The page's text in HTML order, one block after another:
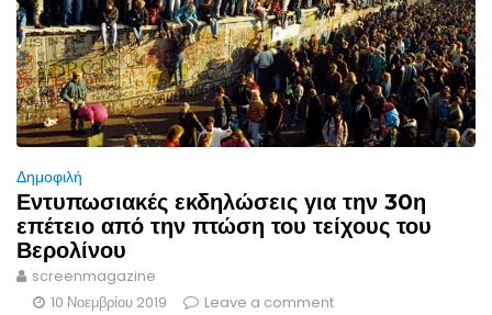
Δημοφιλή
Εντυπωσιακές εκδηλώσεις για την 30η
επέτειο από την πτώση του τείχους του
Βερολίνου
screenmagazine
10 Νοεμβρίου 2019
Leave a comment